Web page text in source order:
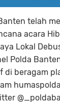
telah
acara
Lokal
Polda
di beragam